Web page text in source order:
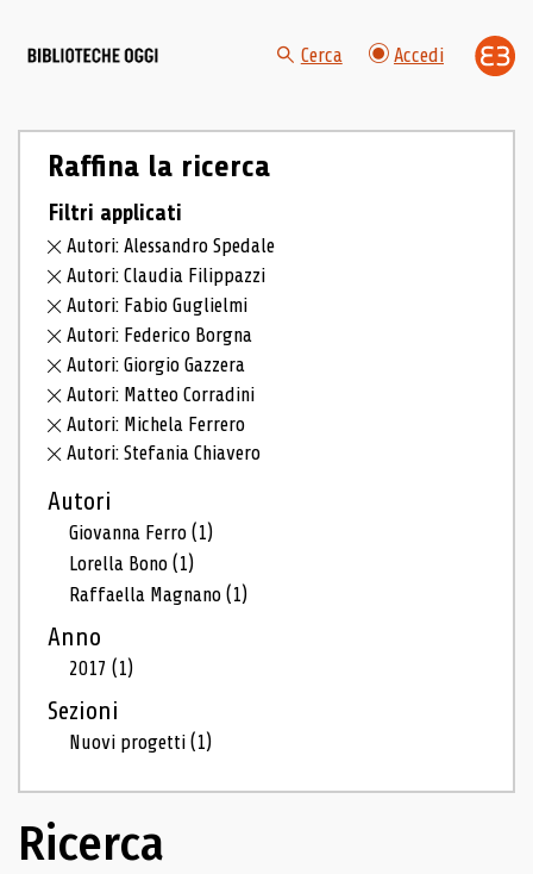
Cerca Accedi
Raffina la ricerca
Filtri applicati
Autori: Alessandro Spedale
Autori: Claudia Filippazzi
Autori: Fabio Guglielmi
Autori: Federico Borgna
Autori: Giorgio Gazzera
Autori: Matteo Corradini
Autori: Michela Ferrero
Autori: Stefania Chiavero
Autori
Giovanna Ferro(1)
Lorella Bono(1)
Raffaella Magnano(1)
Anno
2017(1)
Sezioni
Nuovi progetti(1)
Ricerca